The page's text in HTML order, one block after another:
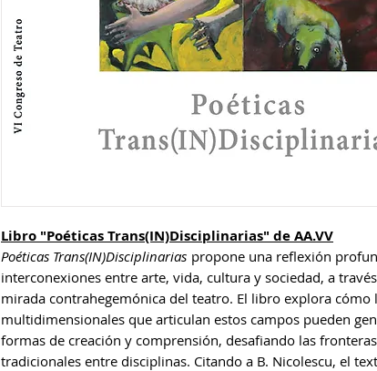
Libro "Poéticas Trans(IN)Disciplinarias" de AA.VV
Poéticas Trans(IN)Disciplinarias propone una reflexión
interconexiones entre arte, vida, cultura y sociedad, a
mirada contrahegemónica del teatro. El libro explora cómo
multidimensionales que articulan estos campos pueden
formas de creación y comprensión, desafiando las fronteras
tradicionales entre disciplinas. Citando a B. Nicolescu, el